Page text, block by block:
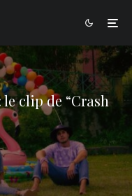
le clip de “Crash